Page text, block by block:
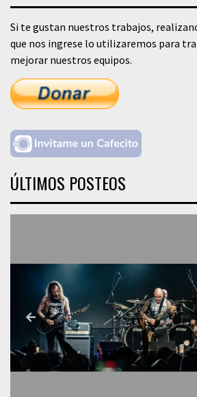
Si te gustan nuestros trabajos,
que nos ingrese lo utilizaremos para
mejorar nuestros equipos.
ÚLTIMOS POSTEOS